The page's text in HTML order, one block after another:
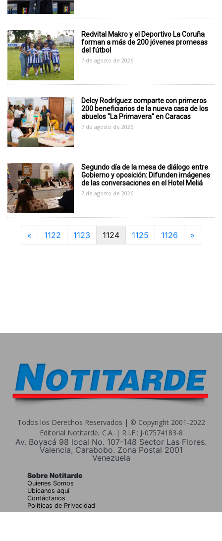
Redvital Makro y el Deportivo La Coruña
forman a más de 200 jóvenes promesas
del fútbol
7 de agosto de 2026
Delcy Rodríguez comparte con primeros
200 beneficiarios de la nueva casa de los
abuelos "La Primavera" en Caracas
7 de agosto de 2026
Segundo día de la mesa de diálogo entre
Gobierno y oposición: Difunden imágenes
de las conversaciones en el Hotel Meliá
7 de agosto de 2026
« Previous
1122 1123 1124 1125 1126 »
Todos los Derechos Reservados | © Copyright 2001-2022
Editorial Notitarde, C.A. | R.I.F.: J-07574183-8
Av. Boyacá 98 local No. 107-148 Sector Las Flores.
Valencia, Carabobo. Zona Postal 2001
Venezuela
Sobre Notitarde
Quienes Somos
Ubícanos aquí
Contáctanos
Políticas de Privacidad